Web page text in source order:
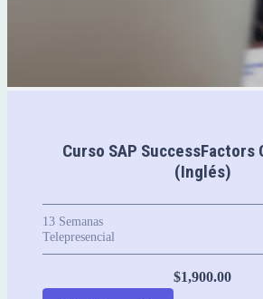
Curso SAP SuccessFactors
(Inglés)
13Semanas
Telepresencial
$1,900.00